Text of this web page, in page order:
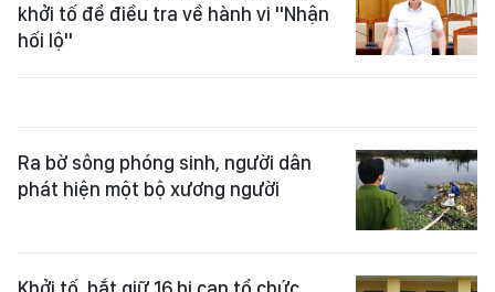
khởi tố để điều tra về hành vi "Nhận
hối lộ"
Ra bờ sông phóng sinh, người dân
phát hiện một bộ xương người